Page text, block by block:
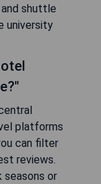
shuttle
university
platforms
can filter
reviews.
seasons or